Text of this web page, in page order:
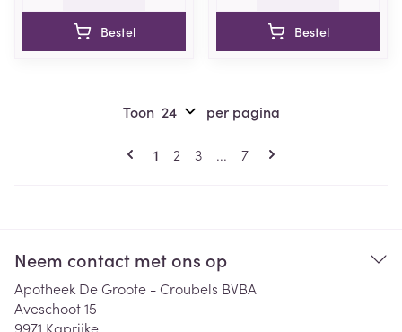
Bestel Bestel
Pagina's
U lees momenteel pagina
1 Pagina
2 Pagina
3 ... Pagina
7
Toon per pagina
Neem contact met ons op
Apotheek De Groote - Croubels BVBA
Aveschoot 15
9971 Kaprijke